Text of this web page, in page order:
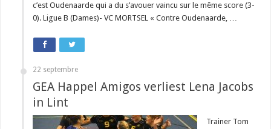
c’est Oudenaarde qui a du s’avouer vaincu sur le même score (3-
0). Ligue B (Dames)- VC MORTSEL « Contre Oudenaarde, …
22 septembre
GEA Happel Amigos verliest Lena Jacobs
in Lint
Trainer Tom